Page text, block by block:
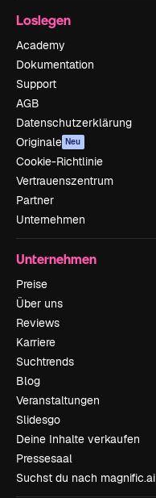
Loslegen
Academy
Dokumentation
Support
AGB
Datenschutzerklärung
Originale Neu
Cookie-Richtlinie
Vertrauenszentrum
Partner
Unternehmen
Unternehmen
Preise
Über uns
Reviews
Karriere
Suchtrends
Blog
Veranstaltungen
Slidesgo
Deine Inhalte verkaufen
Pressesaal
Suchst du nach magnific.ai